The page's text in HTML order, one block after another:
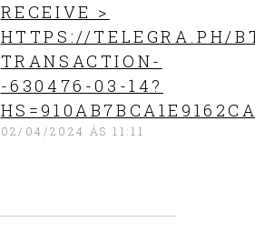
RECEIVE >
HTTPS://TELEGRA.PH/
TRANSACTION-
-630476-03-14?
02/04/2024 ÁS 11:11